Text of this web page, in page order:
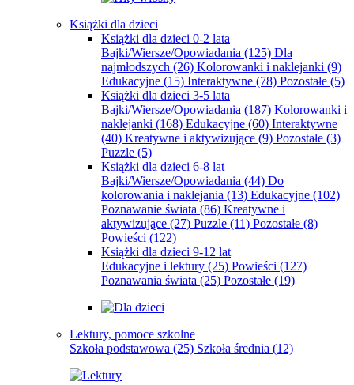
Książki dla dzieci
Książki dla dzieci 0-2 lata
Bajki/Wiersze/Opowiadania (125) Dla
najmłodszych (26) Kolorowanki i naklejanki (9)
Edukacyjne (15) Interaktywne (78) Pozostałe (5)
Książki dla dzieci 3-5 lata
Bajki/Wiersze/Opowiadania (187) Kolorowanki i
naklejanki (168) Edukacyjne (60) Interaktywne
(40) Kreatywne i aktywizujące (9) Pozostałe (3)
Puzzle (5)
Książki dla dzieci 6-8 lat
Bajki/Wiersze/Opowiadania (44) Do
kolorowania i naklejania (13) Edukacyjne (102)
Poznawanie świata (86) Kreatywne i
aktywizujące (27) Puzzle (11) Pozostałe (8)
Powieści (122)
Książki dla dzieci 9-12 lat
Edukacyjne i lektury (25) Powieści (127)
Poznawania świata (25) Pozostałe (19)
Lektury, pomoce szkolne
Szkoła podstawowa (25) Szkoła średnia (12)